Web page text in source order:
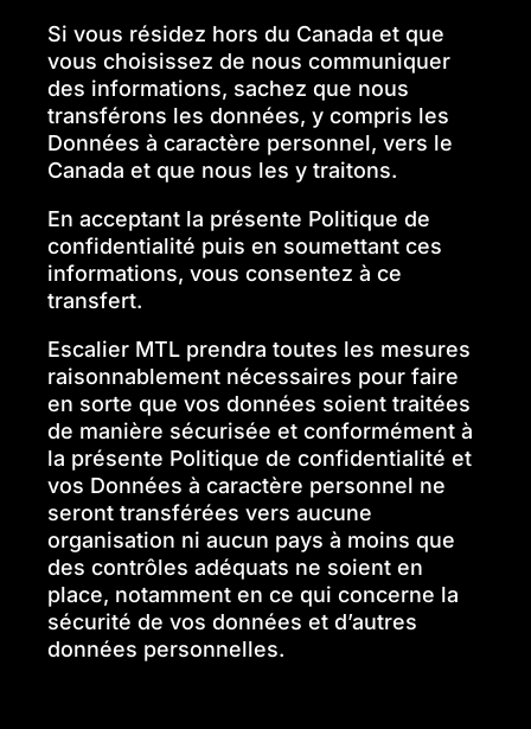
Si vous résidez hors du Canada et que
vous choisissez de nous communiquer
des informations, sachez que nous
transférons les données, y compris les
Données à caractère personnel, vers le
Canada et que nous les y traitons.
En acceptant la présente Politique de
confidentialité puis en soumettant ces
informations, vous consentez à ce
transfert.
Escalier MTL prendra toutes les mesures
raisonnablement nécessaires pour faire
en sorte que vos données soient traitées
de manière sécurisée et conformément à
la présente Politique de confidentialité et
vos Données à caractère personnel ne
seront transférées vers aucune
organisation ni aucun pays à moins que
des contrôles adéquats ne soient en
place, notamment en ce qui concerne la
sécurité de vos données et d’autres
données personnelles.